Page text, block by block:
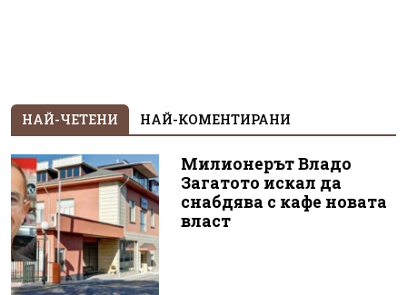
НАЙ-ЧЕТЕНИ НАЙ-КОМЕНТИРАНИ
Милионерът Владо
Загатото искал да
снабдява с кафе новата
власт